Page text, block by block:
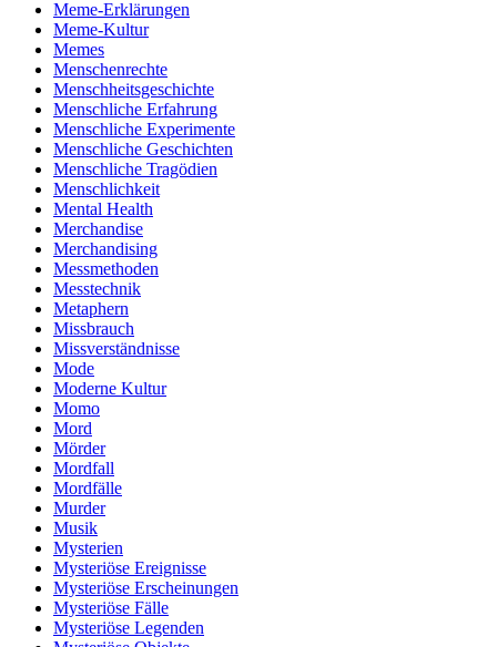
Meme-Erklärungen
Meme-Kultur
Memes
Menschenrechte
Menschheitsgeschichte
Menschliche Erfahrung
Menschliche Experimente
Menschliche Geschichten
Menschliche Tragödien
Menschlichkeit
Mental Health
Merchandise
Merchandising
Messmethoden
Messtechnik
Metaphern
Missbrauch
Missverständnisse
Mode
Moderne Kultur
Momo
Mord
Mörder
Mordfall
Mordfälle
Murder
Musik
Mysterien
Mysteriöse Ereignisse
Mysteriöse Erscheinungen
Mysteriöse Fälle
Mysteriöse Legenden